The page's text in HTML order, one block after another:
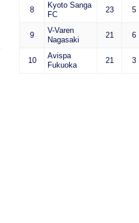
8
Kyoto Sanga
FC
23 5
9
V-Varen
Nagasaki
21 6
10
Avispa
Fukuoka
21 3